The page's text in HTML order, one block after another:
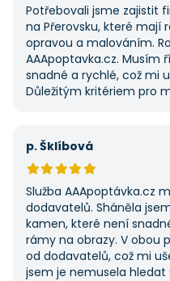
Potřebovali jsme zajistit
na Přerovsku, které mají
opravou a malováním.
AAApoptavka.cz. Musím
snadné a rychlé, což mi
Důležitým kritériem pro
první, ale se službou
umožnila najít rychlé
a příště jejich službu
p. Šklíbová
Služba AAApoptávka.cz
dodavatelů. Sháněla
kamen, které není
rámy na obrazy. V obou
od dodavatelů, což mi
jsem je nemusela hledat